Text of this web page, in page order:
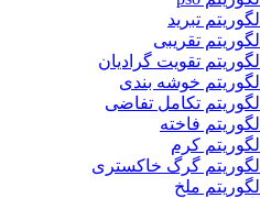
الگوریتم تبرید
الگوریتم تقریبی
الگوریتم تقویت گرادیان
الگوریتم خوشه بندی
الگوریتم تکامل تفاضی
الگوریتم فاخته
الگوریتم کرم
الگوریتم گرگ خاکستری
الگوریتم ملخ